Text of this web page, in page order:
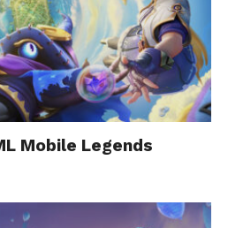
Mobile Legends